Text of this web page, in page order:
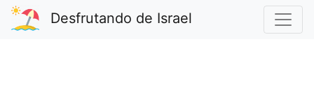
Desfrutando de Israel